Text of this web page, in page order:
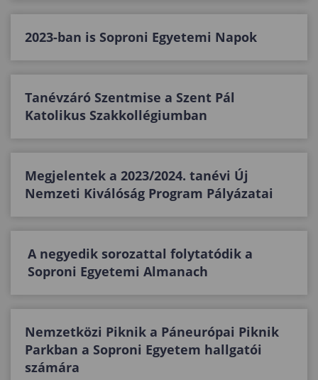
2023-ban is Soproni Egyetemi Napok
Tanévzáró Szentmise a Szent Pál
Katolikus Szakkollégiumban
Megjelentek a 2023/2024. tanévi Új
Nemzeti Kiválóság Program Pályázatai
A negyedik sorozattal folytatódik a
Soproni Egyetemi Almanach
Nemzetközi Piknik a Páneurópai Piknik
Parkban a Soproni Egyetem hallgatói
számára